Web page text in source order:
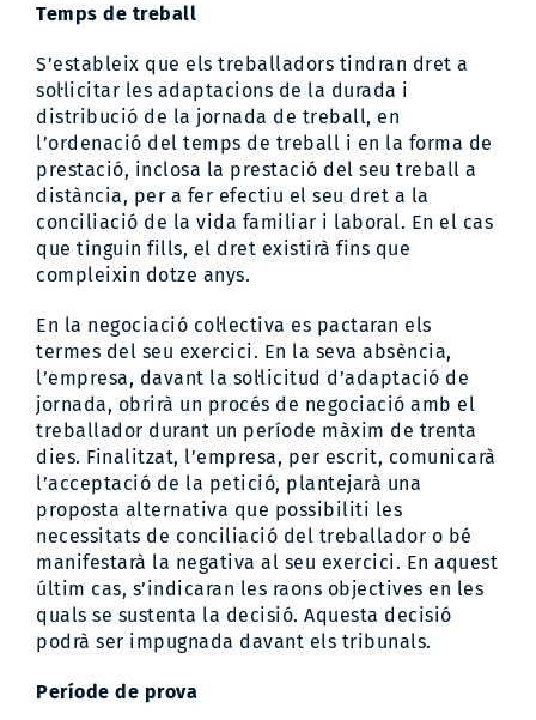
Temps de treball
S’estableix que els treballadors tindran dret a
sol·licitar les adaptacions de la durada i
distribució de la jornada de treball, en
l’ordenació del temps de treball i en la forma de
prestació, inclosa la prestació del seu treball a
distància, per a fer efectiu el seu dret a la
conciliació de la vida familiar i laboral. En el cas
que tinguin fills, el dret existirà fins que
compleixin dotze anys.
En la negociació col·lectiva es pactaran els
termes del seu exercici. En la seva absència,
l’empresa, davant la sol·licitud d’adaptació de
jornada, obrirà un procés de negociació amb el
treballador durant un període màxim de trenta
dies. Finalitzat, l’empresa, per escrit, comunicarà
l’acceptació de la petició, plantejarà una
proposta alternativa que possibiliti les
necessitats de conciliació del treballador o bé
manifestarà la negativa al seu exercici. En aquest
últim cas, s’indicaran les raons objectives en les
quals se sustenta la decisió. Aquesta decisió
podrà ser impugnada davant els tribunals.
Període de prova